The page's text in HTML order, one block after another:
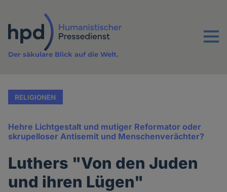
Inhalt
Menu
Der säkulare Blick auf die Welt.
RELIGIONEN
Hehre Lichtgestalt und mutiger Reformator oder
skrupelloser Antisemit und Menschenverächter?
Luthers "Von den Juden
und ihren Lügen"